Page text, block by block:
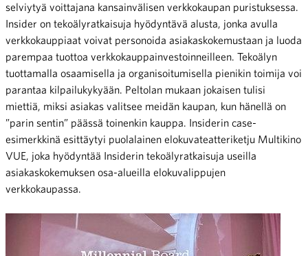
selviytyä voittajana kansainvälisen verkkokaupan puristuksessa.
Insider on tekoälyratkaisuja hyödyntävä alusta, jonka avulla
verkkokauppiaat voivat personoida asiakaskokemustaan ja luoda
parempaa tuottoa verkkokauppainvestoinneilleen. Tekoälyn
tuottamalla osaamisella ja organisoitumisella pienikin toimija voi
parantaa kilpailukykyään. Peltolan mukaan jokaisen tulisi
miettiä, miksi asiakas valitsee meidän kaupan, kun hänellä on
”parin sentin” päässä toinenkin kauppa. Insiderin case-
esimerkkinä esittäytyi puolalainen elokuvateatteriketju Multikino
VUE, joka hyödyntää Insiderin tekoälyratkaisuja useilla
asiakaskokemuksen osa-alueilla elokuvalippujen
verkkokaupassa.